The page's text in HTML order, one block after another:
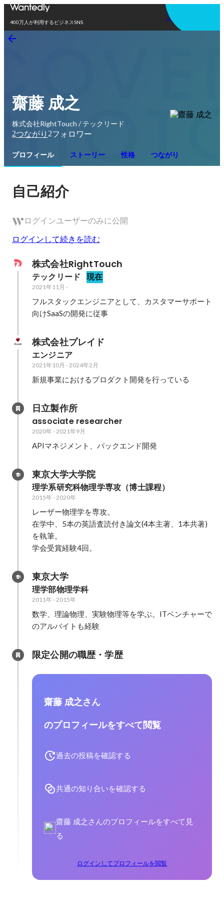
400万人が利用するビジネスSNS
アプリを使う
齋藤 成之
株式会社RightTouch / テックリード
2つながり 2フォロワー
プロフィール ストーリー 性格 つながり
自己紹介
ログインユーザーのみに公開
ログインして続きを読む
株式会社RightTouch
テックリード 現在
2021年11月 -
フルスタックエンジニアとして、カスタマーサポート
向けSaaSの開発に従事
株式会社プレイド
エンジニア
2021年10月 -2024年2月
新規事業におけるプロダクト開発を行っている
日立製作所
associate researcher
2020年-2021年9月
APIマネジメント、バックエンド開発
東京大学大学院
理学系研究科物理学専攻（博士課程）
2015年-2020年
レーザー物理学を専攻。
在学中、5本の英語査読付き論文(4本主著、1本共著)
を執筆。
学会受賞経験4回。
東京大学
理学部物理学科
2011年-2015年
数学、理論物理、実験物理等を学ぶ。ITベンチャーで
のアルバイトも経験
限定公開の職歴・学歴
齋藤 成之さん
のプロフィールをすべて閲覧
過去の投稿を確認する
共通の知り合いを確認する
齋藤 成之さんのプロフィールをすべて見
る
ログインしてプロフィールを閲覧